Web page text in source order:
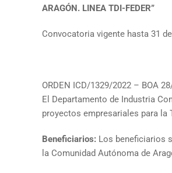
ARAGÓN. LINEA TDI-FEDER”
Convocatoria vigente hasta 31
ORDEN ICD/1329/2022 – BOA
El Departamento de Industria
proyectos empresariales para la
Beneficiarios: Los beneficiarios
la Comunidad Autónoma de